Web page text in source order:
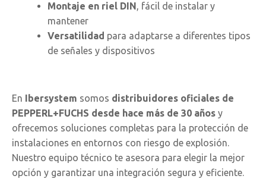
Montaje en riel DIN, fácil de instalar y
mantener
Versatilidad para adaptarse a diferentes tipos
de señales y dispositivos
En Ibersystem somos distribuidores oficiales de
PEPPERL+FUCHS desde hace más de 30 años y
ofrecemos soluciones completas para la protección de
instalaciones en entornos con riesgo de explosión.
Nuestro equipo técnico te asesora para elegir la mejor
opción y garantizar una integración segura y eficiente.